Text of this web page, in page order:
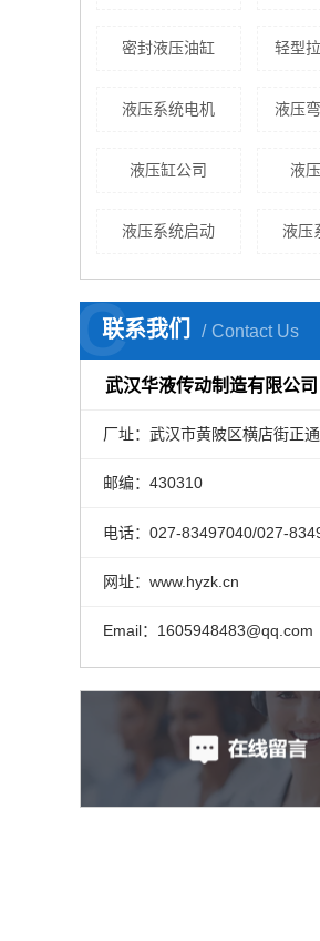
密封液压油缸 轻型
液压系统电机 液压
液压缸公司 液
液压系统启动 液压
联系我们 Contact Us
C
武汉华液传动制造有限公司
厂址：武汉市黄陂区横店街正
邮编：430310
电话：027-83497040/027-
网址：www.hyzk.cn
Email：1605948483@qq.com